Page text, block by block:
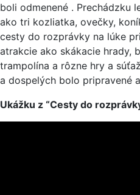
boli odmenené . Prechádzku
ako tri kozliatka, ovečky,
cesty do rozprávky na lúke
atrakcie ako skákacie hrady,
trampolína a rôzne hry a
a dospelých bolo pripravené
Ukážku z “Cesty do